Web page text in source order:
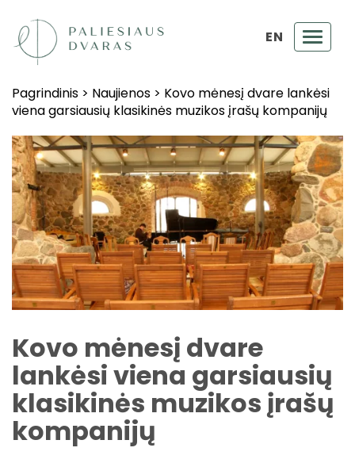
EN
Pagrindinis > Naujienos > Kovo mėnesį dvare lankėsi
viena garsiausių klasikinės muzikos įrašų kompanijų
Kovo mėnesį dvare
lankėsi viena garsiausių
klasikinės muzikos įrašų
kompanijų